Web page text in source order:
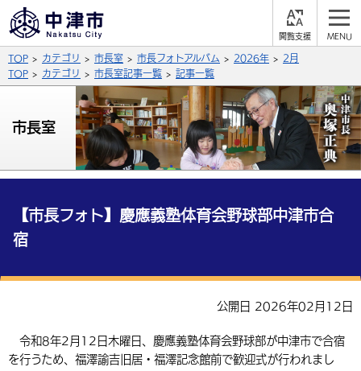
支
背景色
青 白
文字の大きさ
拡大 標準 縮小
英語（English） 中国語（簡体字）
公式SNS
X (Twitter) YouTube
サイト内検索
総合メニュー
くらしの情報
届出・登録・証明 保険・年金
健康・予防
税金 住宅・インフラ
事業者の方へ
産業・雇用
農林水産業 税金
施設情報 子どもを預ける
観光・移住
TOP カテゴリ 市長室 市長フォトアルバム 2026年
2月
TOP
カテゴリ 市長室記事一覧 記事一覧
市長室
【市長フォト】慶應義塾体育会野球部中津市合
宿
公開日 2026年02月12日
令和8年2月12日木曜日、慶應義塾体育会野球部が中津市で合宿
を行うため、福澤諭吉旧居・福澤記念館前で歓迎式が行われまし